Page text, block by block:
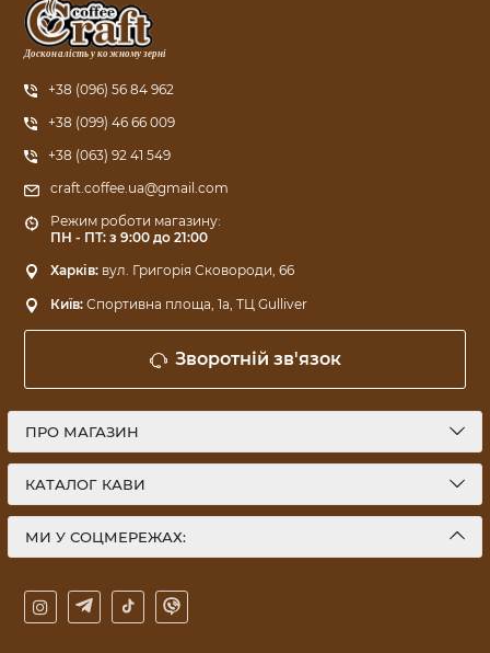
Досконалість у кожному зерні
+38 (096) 56 84 962
+38 (099) 46 66 009
+38 (063) 92 41 549
craft.coffee.ua@gmail.com
Режим роботи магазину:
ПН - ПТ: з 9:00 до 21:00
Харків: вул. Григорія Сковороди, 66
Київ: Спортивна площа, 1a, ТЦ Gulliver
Зворотній зв'язок
ПРО МАГАЗИН
КАТАЛОГ КАВИ
МИ У СОЦМЕРЕЖАХ: